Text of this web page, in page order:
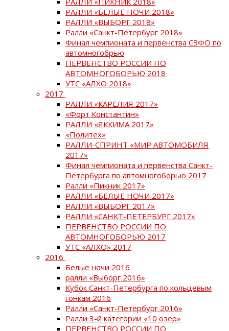
РАЛЛИ «БЕЛЫЕ НОЧИ 2018»
РАЛЛИ «ВЫБОРГ 2018»
Ралли «Санкт-Петербург 2018»
Финал чемпионата и первенства СЗФО по
автомногобрью
ПЕРВЕНСТВО РОССИИ ПО
АВТОМНОГОБОРЬЮ 2018
УТС «АЛХО 2018»
2017
РАЛЛИ «КАРЕЛИЯ 2017»
«Форт Константин»
РАЛЛИ «ЯККИМА 2017»
«Политех»
РАЛЛИ-СПРИНТ «МИР АВТОМОБИЛЯ
2017»
Финал чемпионата и первенства Санкт-
Петербурга по автомногоборью 2017
Ралли «Пикник 2017»
РАЛЛИ «БЕЛЫЕ НОЧИ 2017»
РАЛЛИ «ВЫБОРГ 2017»
РАЛЛИ «САНКТ-ПЕТЕРБУРГ 2017»
ПЕРВЕНСТВО РОССИИ ПО
АВТОМНОГОБОРЬЮ 2017
УТС «АЛХО» 2017
2016
Белые ночи 2016
ралли «Выборг 2016»
Кубок Санкт-Петербурга по кольцевым
гонкам 2016
Ралли «Санкт-Петербург 2016»
Ралли 3-й категории «10 озер»
ПЕРВЕНСТВО РОССИИ ПО